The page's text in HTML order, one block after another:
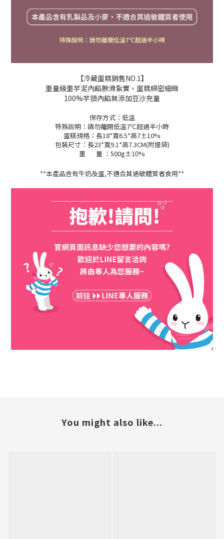
【冷藏蛋糕銷售NO.1】
重量級重芋泥內餡腴滑紮實，蛋糕綿密細緻
100%芋頭內餡無添加豆沙充量
保存方式：低溫
特殊說明：請勿離開低溫7℃超過半小時
蛋糕規格：長18*寬6.5*高7±10%
包裝尺寸：長23*寬9.1*高7.3CM(附提袋)
重 量 ：500g±10%
**本產品含有牛奶及蛋,不適合其過敏體質者食用**
You might also like...